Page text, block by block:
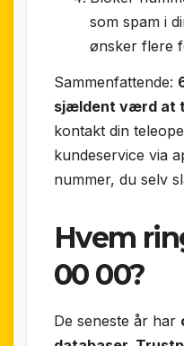
som spam i
ønsker flere
Sammenfattende:
sjældent værd at
kontakt din
kundeservice via
nummer, du selv
Hvem
00 00?
De seneste år har